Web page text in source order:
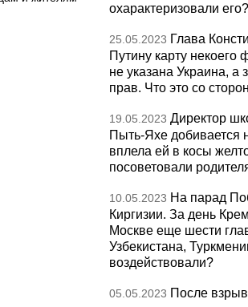
охарактеризовали его?
25.05.2023 Глава
Путину карту некоего
не указана Украина, а
прав. Что это со
19.05.2023 Директор
Пыть-Яхе добивается
вплела ей в косы
посоветовали
10.05.2023 На парад
Киргизии. За день
Москве еще шести
Узбекистана,
воздействовали?
05.05.2023 После